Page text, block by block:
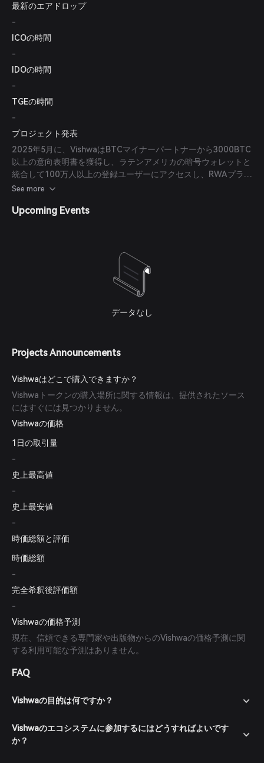
た。さらに、自己管理型ビットコインの実用的なユースケースを
最新のエアドロップ
-
ICOの時間
-
IDOの時間
-
TGEの時間
-
プロジェクト発表
2025年5月に、VishwaはBTCマイナーパートナーから3000BTC
以上の意向表明書を獲得し、ラテンアメリカの暗号ウォレットと
統合して100万人以上の登録ユーザーにアクセスし、RWAプラッ
トフォーム、PayFi、法定通貨のオン/オフランププロバイダーに
を参加させました。
See more
Upcoming Events
データなし
Projects Announcements
Vishwaはどこで購入できますか？
Vishwaトークンの購入場所に関する情報は、提供されたソース
にはすぐには見つかりません。
Vishwaの価格
1日の取引量
-
史上最高値
-
史上最安値
-
時価総額と評価
時価総額
-
完全希釈後評価額
-
Vishwaの価格予測
現在、信頼できる専門家や出版物からのVishwaの価格予測に関
する利用可能な予測はありません。
FAQ
Vishwaの目的は何ですか？
Vishwaのエコシステムに参加するにはどうすればよいです
か？